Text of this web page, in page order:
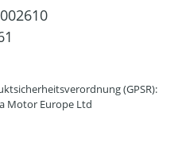
(GPSR):
Motor Europe Ltd